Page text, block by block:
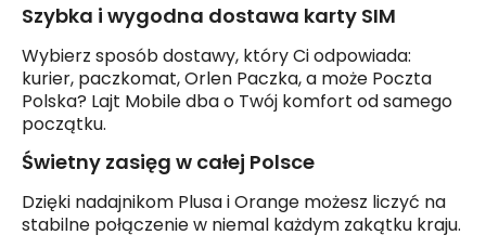
Szybka i wygodna dostawa karty SIM
Wybierz sposób dostawy, który Ci odpowiada:
kurier, paczkomat, Orlen Paczka, a może Poczta
Polska? Lajt Mobile dba o Twój komfort od samego
początku.
Świetny zasięg w całej Polsce
Dzięki nadajnikom Plusa i Orange możesz liczyć na
stabilne połączenie w niemal każdym zakątku kraju.